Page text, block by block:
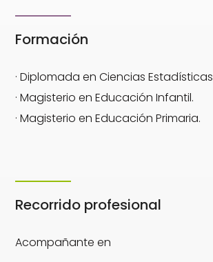
Formación
· Diplomada en Ciencias Estadísticas
· Magisterio en Educación Infantil.
· Magisterio en Educación Primaria.
Recorrido profesional
Acompañante en